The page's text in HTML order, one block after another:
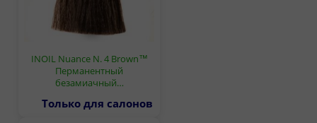
INOIL Nuance N. 4 Brown™
Перманентный
безамиачный…
Только для салонов